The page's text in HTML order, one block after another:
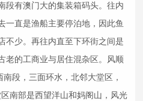
段有澳门大的集装箱码头。往内
一直是渔船主要停泊地，因此鱼
不少。再往内直至下环街之间是
老的工商业与居住混杂区。风顺
段，三面环水，北邻大堂区，
南部是西望洋山和妈阁山，风光